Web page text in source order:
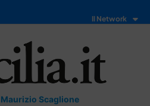
Il Network
Scaglione